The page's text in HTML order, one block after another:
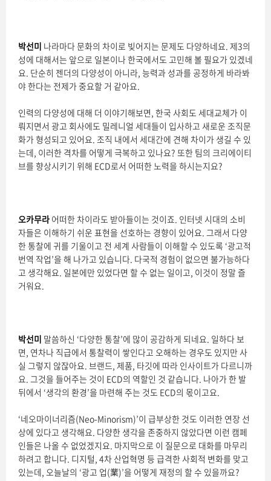
박선미 나라마다 문화의 차이로 빚어지는 문제도 다양하네요. 제3의
성에 대해서는 앞으로 일본이나 한국에서도 고민해 볼 필요가 있겠네
요. 단순히 젠더의 다양성이 아니라, 능력과 성과를 공정하게 바라봐
야 한다는 전제가 중요할 거 같아요.
인력의 다양성에 대해 더 이야기해보면, 한국 사회도 세대교체가 이
뤄지면서 광고 회사에도 밀레니얼 세대들이 입사하고 새로운 조직문
화가 형성되고 있어요. 조직 내에서 세대간에 견해 차이가 생길 수 있
는데, 이러한 격차를 어떻게 극복하고 있나요? 또한 팀의 크리에이티
브를 향상시키기 위해 ECD로서 어떠한 노력을 하시는지요?
오카무라 어떠한 차이라도 받아들이는 것이죠. 인터넷 시대의 소비
자들은 이해하기 쉬운 표현을 선호하는 경향이 있어요. 그래서 다양
한 통찰에 귀를 기울이고 전 세계 사람들이 이해할 수 있도록 ‘광고적
번역 작업’을 해 나가고 있습니다. 다국적 경험이 없으면 불가능하다
고 생각해요. 일본에만 있었다면 할 수 없는 일이고, 이것이 정말 즐
거워요.
박선미 말씀하신 ‘다양한 통찰’에 많이 공감하게 되네요. 일하다 보
면, 연차나 직급에서 통찰력이 쌓인다고 오해하는 경우도 있지만 사
실 그렇지 않잖아요. 브랜드, 제품, 타깃에 따라 인사이트가 다르니까
요. 그것을 들어주는 것이 ECD의 역할인 것 같습니다. 나아가 한 발
뒤에서 ‘생각의 환경’을 마련해 주는 것도 ECD의 몫이고요.
‘네오마이너리즘(Neo-Minorism)’이 급부상한 것도 이러한 연장 선
상에 있다고 생각해요. 다양한 생각을 존중하지 않았다면 이런 캠페
인들은 나올 수 없었겠지요. 마지막으로 이 질문으로 대화를 마무리
하려고 합니다. 디지털, 4차 산업혁명 등 급격한 사회적 변화를 맞고
있는데, 오늘날의 ‘광고 업(業)’을 어떻게 재정의 할 수 있을까요?